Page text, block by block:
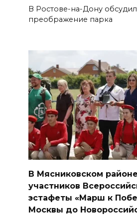
В Ростове-на-Дону
преображение парка
В Мясниковском
участников
эстафеты «Марш к
Москвы до